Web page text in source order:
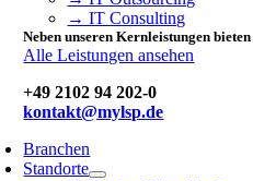
→ IT Consulting
Neben unseren Kernleistungen
Alle Leistungen ansehen
+49 2102 94 202-0
kontakt@mylsp.de
Branchen
Standorte